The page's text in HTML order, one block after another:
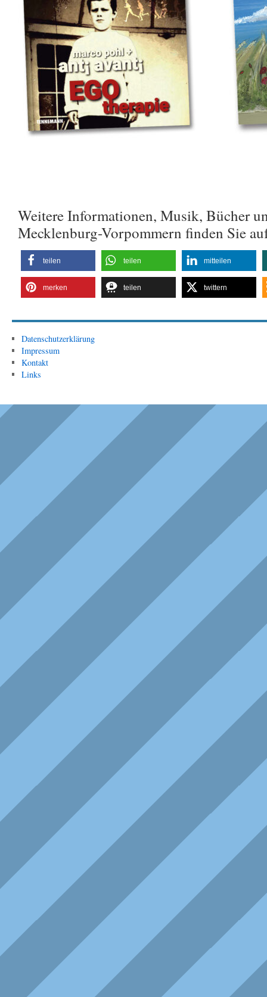
Weitere Informationen, Musik, Bücher
Mecklenburg-Vorpommern finden Sie
teilen teilen mitteilen
merken teilen twittern
Datenschutzerklärung
Impressum
Kontakt
Links